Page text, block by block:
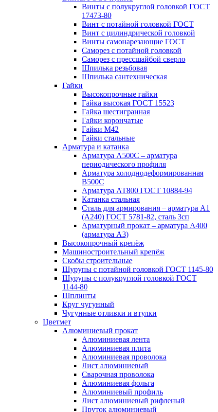
Винты с полукруглой головкой ГОСТ
17473-80
Винт с потайной головкой ГОСТ
Винт с цилиндрической головкой
Винты самонарезающие ГОСТ
Саморез с потайной головкой
Саморез с прессшайбой сверло
Шпилька резьбовая
Шпилька сантехническая
Гайки
Высокопрочные гайки
Гайка высокая ГОСТ 15523
Гайка шестигранная
Гайки корончатые
Гайки М42
Гайки стальные
Арматура и катанка
Арматура А500С – арматура
периодического профиля
Арматура холоднодеформированная
В500С
Арматура АТ800 ГОСТ 10884-94
Катанка стальная
Сталь для армирования – арматура А1
(А240) ГОСТ 5781-82, сталь 3сп
Арматурный прокат – арматура А400
(арматура А3)
Высокопрочный крепёж
Машиностроительный крепёж
Скобы строительные
Шурупы с потайной головкой ГОСТ 1145-80
Шурупы с полукруглой головкой ГОСТ
1144-80
Шплинты
Круг чугунный
Чугунные отливки и втулки
Цветмет
Алюминиевый прокат
Алюминиевая лента
Алюминиевая плита
Алюминиевая проволока
Лист алюминиевый
Сварочная проволока
Алюминиевая фольга
Алюминиевый профиль
Лист алюминиевый рифленый
Пруток алюминиевый